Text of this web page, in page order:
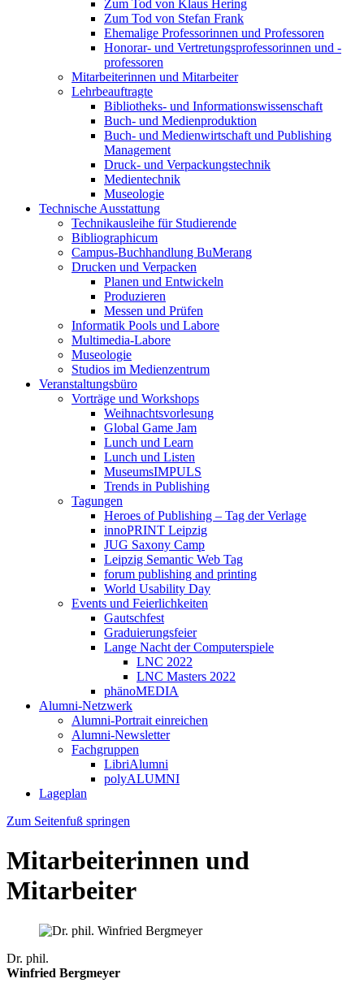
Zum Tod von Klaus Hering
Zum Tod von Stefan Frank
Ehemalige Professorinnen und Professoren
Honorar- und Vertretungsprofessorinnen und -
professoren
Mitarbeiterinnen und Mitarbeiter
Lehrbeauftragte
Bibliotheks- und Informationswissenschaft
Buch- und Medienproduktion
Buch- und Medienwirtschaft und Publishing
Management
Druck- und Verpackungstechnik
Medientechnik
Museologie
Technische Ausstattung
Technikausleihe für Studierende
Bibliographicum
Campus-Buchhandlung BuMerang
Drucken und Verpacken
Planen und Entwickeln
Produzieren
Messen und Prüfen
Informatik Pools und Labore
Multimedia-Labore
Museologie
Studios im Medienzentrum
Veranstaltungsbüro
Vorträge und Workshops
Weihnachtsvorlesung
Global Game Jam
Lunch und Learn
Lunch und Listen
MuseumsIMPULS
Trends in Publishing
Tagungen
Heroes of Publishing – Tag der Verlage
innoPRINT Leipzig
JUG Saxony Camp
Leipzig Semantic Web Tag
forum publishing and printing
World Usability Day
Events und Feierlichkeiten
Gautschfest
Graduierungsfeier
Lange Nacht der Computerspiele
LNC 2022
LNC Masters 2022
phänoMEDIA
Alumni-Netzwerk
Alumni-Portrait einreichen
Alumni-Newsletter
Fachgruppen
LibriAlumni
polyALUMNI
Lageplan
Zum Seitenfuß springen
Mitarbeiterinnen und
Mitarbeiter
Dr. phil.
Winfried Bergmeyer